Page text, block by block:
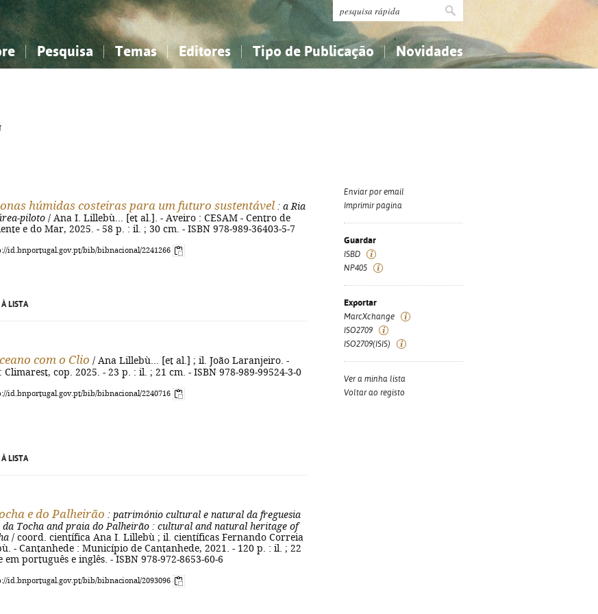
Pesquisa Temas
sociais...
Editores Tipo de Publicação Novidades
sociais...
húmidas costeiras para um futuro sustentável : a Ria
piloto / Ana I. Lillebù... [et al.]. - Aveiro : CESAM - Centro de
e do Mar, 2025. - 58 p. : il. ; 30 cm. - ISBN 978-989-36403-5-7
id.bnportugal.gov.pt/bib/bibnacional/2241266
LISTA
com o Clio / Ana Lillebù... [et al.] ; il. João Laranjeiro. -
Climarest, cop. 2025. - 23 p. : il. ; 21 cm. - ISBN 978-989-99524-3-0
id.bnportugal.gov.pt/bib/bibnacional/2240716
LISTA
e do Palheirão : património cultural e natural da freguesia
da Tocha and praia do Palheirão : cultural and natural heritage of
/ coord. científica Ana I. Lillebù ; il. científicas Fernando Correia
- Cantanhede : Município de Cantanhede, 2021. - 120 p. : il. ; 22
português e inglês. - ISBN 978-972-8653-60-6
id.bnportugal.gov.pt/bib/bibnacional/2093096
Enviar por email
Imprimir página
Guardar
ISBD
NP405
Exportar
MarcXchange
ISO2709
ISO2709(ISIS)
Ver a minha lista
Voltar ao registo